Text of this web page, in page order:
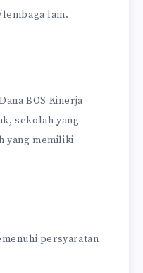
lain.
BOS Kinerja
sekolah yang
yang memiliki
persyaratan